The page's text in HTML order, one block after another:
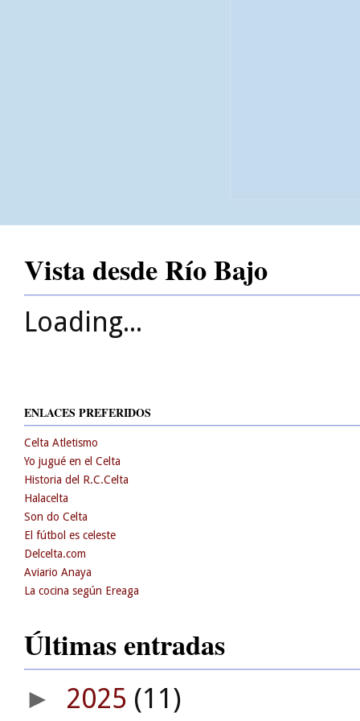
Vista desde Río Bajo
Loading...
ENLACES PREFERIDOS
Celta Atletismo
Yo jugué en el Celta
Historia del R.C.Celta
Halacelta
Son do Celta
El fútbol es celeste
Delcelta.com
Aviario Anaya
La cocina según Ereaga
Últimas entradas
► 2025 (11)